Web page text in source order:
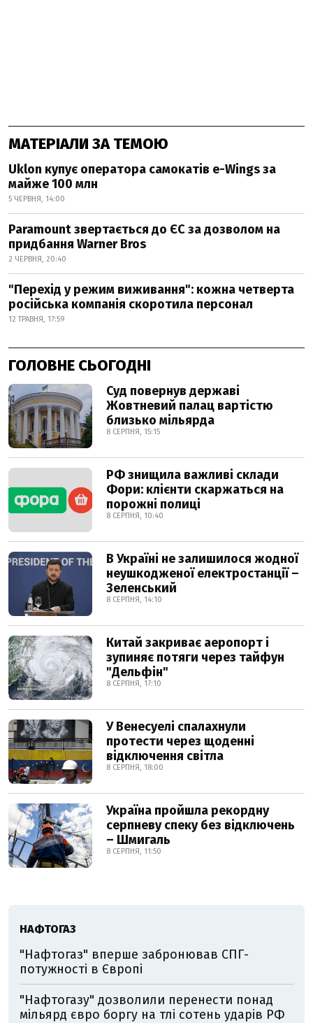
МАТЕРІАЛИ ЗА ТЕМОЮ
Uklon купує оператора самокатів e-Wings за
майже 100 млн
5 ЧЕРВНЯ, 14:00
Paramount звертається до ЄС за дозволом на
придбання Warner Bros
2 ЧЕРВНЯ, 20:40
"Перехід у режим виживання": кожна четверта
російська компанія скоротила персонал
12 ТРАВНЯ, 17:59
ГОЛОВНЕ СЬОГОДНІ
Суд повернув державі
Жовтневий палац вартістю
близько мільярда
8 СЕРПНЯ, 15:15
РФ знищила важливі склади
Фори: клієнти скаржаться на
порожні полиці
8 СЕРПНЯ, 10:40
В Україні не залишилося жодної
неушкодженої електростанції –
Зеленський
8 СЕРПНЯ, 14:10
Китай закриває аеропорт і
зупиняє потяги через тайфун
"Дельфін"
8 СЕРПНЯ, 17:10
У Венесуелі спалахнули
протести через щоденні
відключення світла
8 СЕРПНЯ, 18:00
Україна пройшла рекордну
серпневу спеку без відключень
– Шмигаль
8 СЕРПНЯ, 11:50
НАФТОГАЗ
"Нафтогаз" вперше забронював СПГ-
потужності в Європі
"Нафтогазу" дозволили перенести понад
мільярд євро боргу на тлі сотень ударів РФ